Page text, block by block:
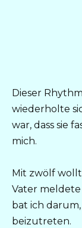
Dieser
wiederholte
war, dass sie
mich.
Mit zwölf
Vater
bat ich
beizutreten.